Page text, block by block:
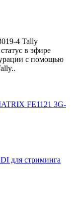
4 Tally
в эфире
с помощью
FE1121 3G-
для стриминга